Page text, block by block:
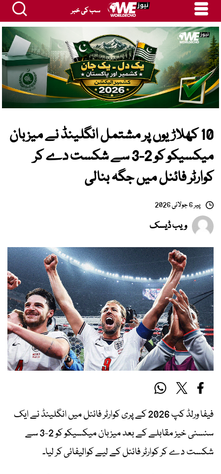
سب کی خبر
10 کھلاڑیوں پر مشتمل انگلینڈ نے میزبان
میکسیکو کو 2-3 سے شکست دے کر
کوارٹر فائنل میں جگہ بنالی
پیر 6 جولائی 2026
ویب ڈیسک
فیفا ورلڈ کپ 2026 کے پری کوارٹر فائنل میں انگلینڈ نے ایک
سنسنی خیز مقابلے کے بعد میزبان میکسیکو کو 2-3 سے
شکست دے کر کوارٹر فائنل کے لیے کوالیفائی کر لیا۔